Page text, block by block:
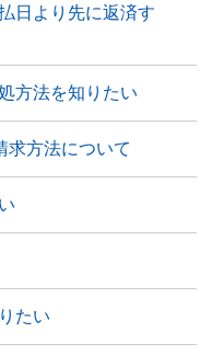
日より先に返済す
方法を知りたい
求方法について
たい